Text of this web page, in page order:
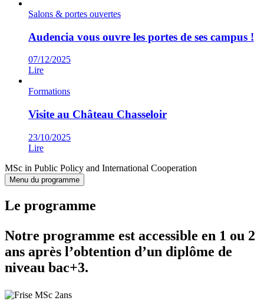
Salons & portes ouvertes
Audencia vous ouvre les portes de ses campus !
07/12/2025
Lire
Formations
Visite au Château Chasseloir
23/10/2025
Lire
MSc in Public Policy and International Cooperation
Menu du programme
Le programme
Notre programme est accessible en 1 ou 2
ans après l’obtention d’un diplôme de
niveau bac+3.